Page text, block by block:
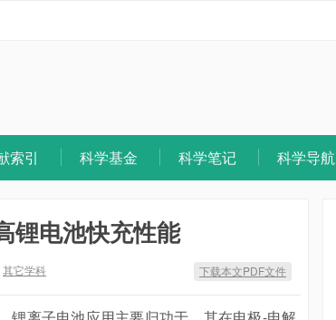
索引 科学基金 科学笔记 科学导航
锂电池快充性能
其它学科 下载本文PDF文件